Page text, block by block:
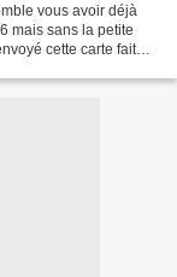
vous avoir déjà
mais sans la petite
cette carte faite